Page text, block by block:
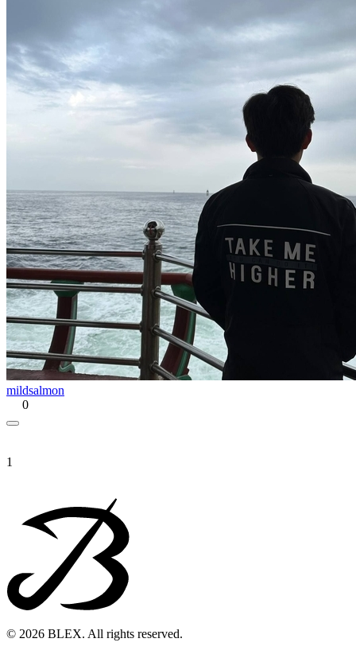
mildsalmon
0
1
© 2026 BLEX. All rights reserved.